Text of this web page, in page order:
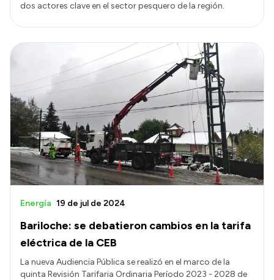
dos actores clave en el sector pesquero de la región.
Bariloche: se debatieron cambios en la tarifa
eléctrica de la CEB
Energía 19 de jul de 2024
La nueva Audiencia Pública se realizó en el marco de la
quinta Revisión Tarifaria Ordinaria Período 2023 - 2028 de